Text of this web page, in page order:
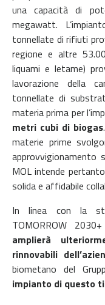
una capacità di
megawatt.
tonnellate di rifiuti
regione e altre
liquami e letame)
lavorazione della
tonnellate di
materia prima per
metri cubi di biogas
materie prime
approvvigionamento
MOL intende
solida e affidabile
In linea con la
TOMORROW
amplierà
rinnovabili
biometano del
impianto di questo